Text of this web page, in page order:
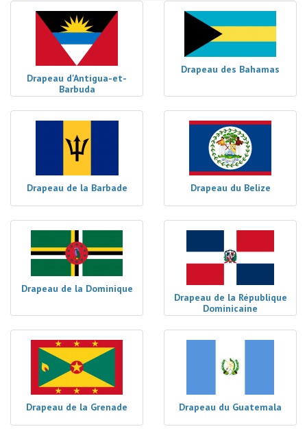
Drapeau d'Antigua-et-
Barbuda
Drapeau des Bahamas
Drapeau de la Barbade Drapeau du Belize
Drapeau de la Dominique
Drapeau de la République
Dominicaine
Drapeau de la Grenade Drapeau du Guatemala